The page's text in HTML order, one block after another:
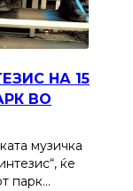
НА 15
ВО
музичка
ќе
парк…